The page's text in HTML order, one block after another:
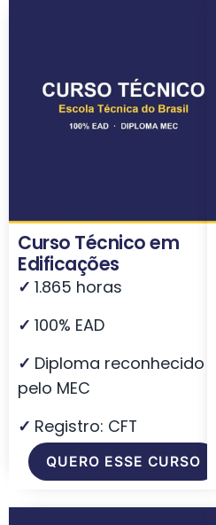
Curso Técnico em
Edificações
✓ 1.865 horas
✓ 100% EAD
✓ Diploma reconhecido
pelo MEC
✓ Registro: CFT
QUERO ESSE CURSO